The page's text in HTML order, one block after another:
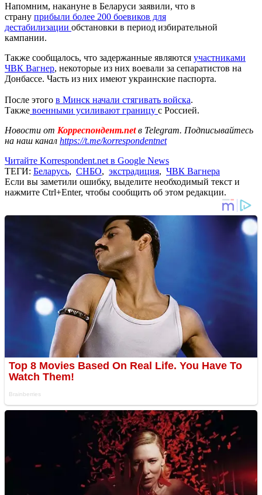
Напомним, накануне в Беларуси заявили, что в
страну прибыли более 200 боевиков для
дестабилизации обстановки в период избирательной
кампании.
Также сообщалось, что задержанные являются участниками
ЧВК Вагнер, некоторые из них воевали за сепаратистов на
Донбассе. Часть из них имеют украинские паспорта.
После этого в Минск начали стягивать войска.
Также военными усиливают границу с Россией.
Новости от Корреспондент.netв Telegram. Подписывайтесь
на наш канал https://t.me/korrespondentnet
Читайте Korrespondent.net в Google News
ТЕГИ: Беларусь, СНБО, экстрадиция, ЧВК Вагнера
Если вы заметили ошибку, выделите необходимый текст и
нажмите Ctrl+Enter, чтобы сообщить об этом редакции.